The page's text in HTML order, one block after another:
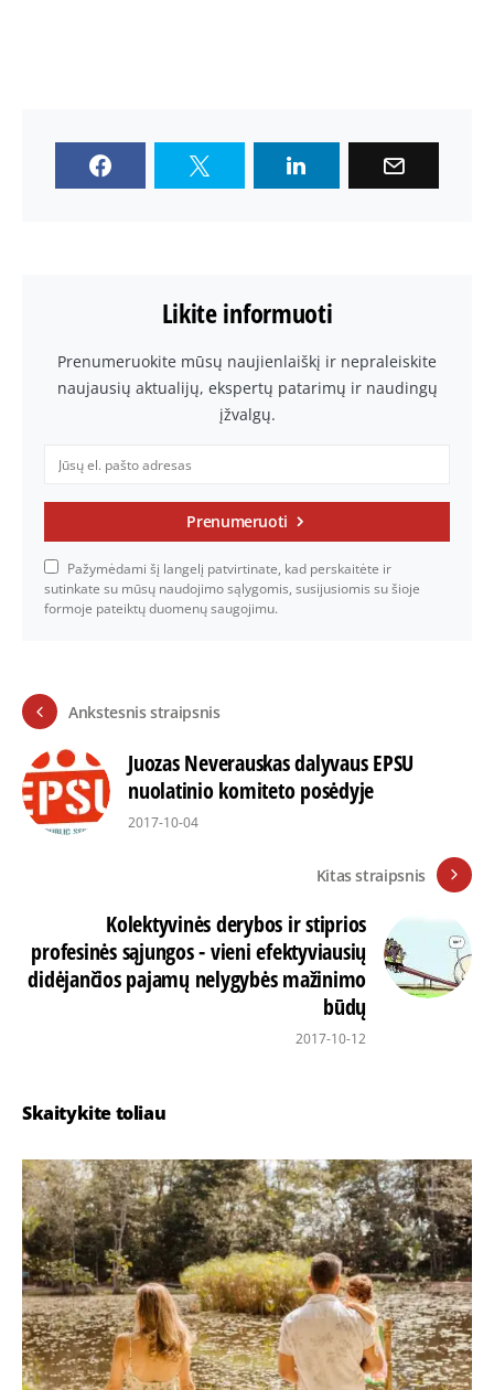
Likite informuoti
Prenumeruokite mūsų naujienlaiškį ir nepraleiskite
naujausių aktualijų, ekspertų patarimų ir naudingų
įžvalgų.
Prenumeruoti
Pažymėdami šį langelį patvirtinate, kad perskaitėte ir
sutinkate su mūsų naudojimo sąlygomis, susijusiomis su šioje
formoje pateiktų duomenų saugojimu.
Ankstesnis straipsnis
Juozas Neverauskas dalyvaus EPSU
nuolatinio komiteto posėdyje
2017-10-04
Kitas straipsnis
Kolektyvinės derybos ir stiprios
profesinės sąjungos - vieni efektyviausių
didėjančios pajamų nelygybės mažinimo
būdų
2017-10-12
Skaitykite toliau